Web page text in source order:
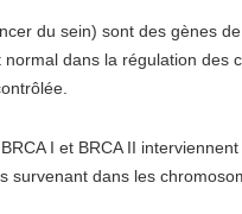
du sein) sont des gènes
normal dans la régulation des
I et BRCA II
survenant dans les